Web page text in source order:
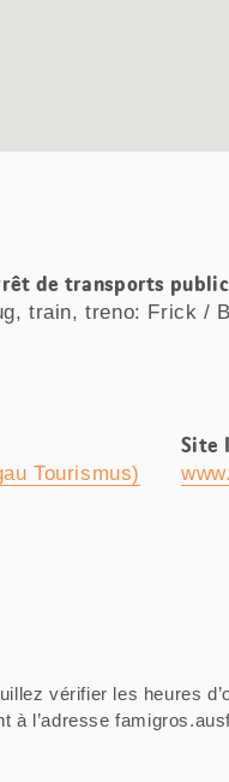
de transports
train, treno: Frick /
Tourismus)
Site
vérifier les heures
à l’adresse